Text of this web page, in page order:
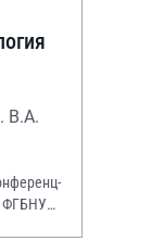
В.А.
ФГБНУ